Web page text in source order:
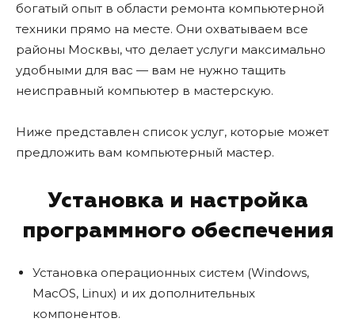
богатый опыт в области ремонта компьютерной
техники прямо на месте. Они охватываем все
районы Москвы, что делает услуги максимально
удобными для вас — вам не нужно тащить
неисправный компьютер в мастерскую.
Ниже представлен список услуг, которые может
предложить вам компьютерный мастер.
Установка и настройка
программного обеспечения
Установка операционных систем (Windows,
MacOS, Linux) и их дополнительных
компонентов.